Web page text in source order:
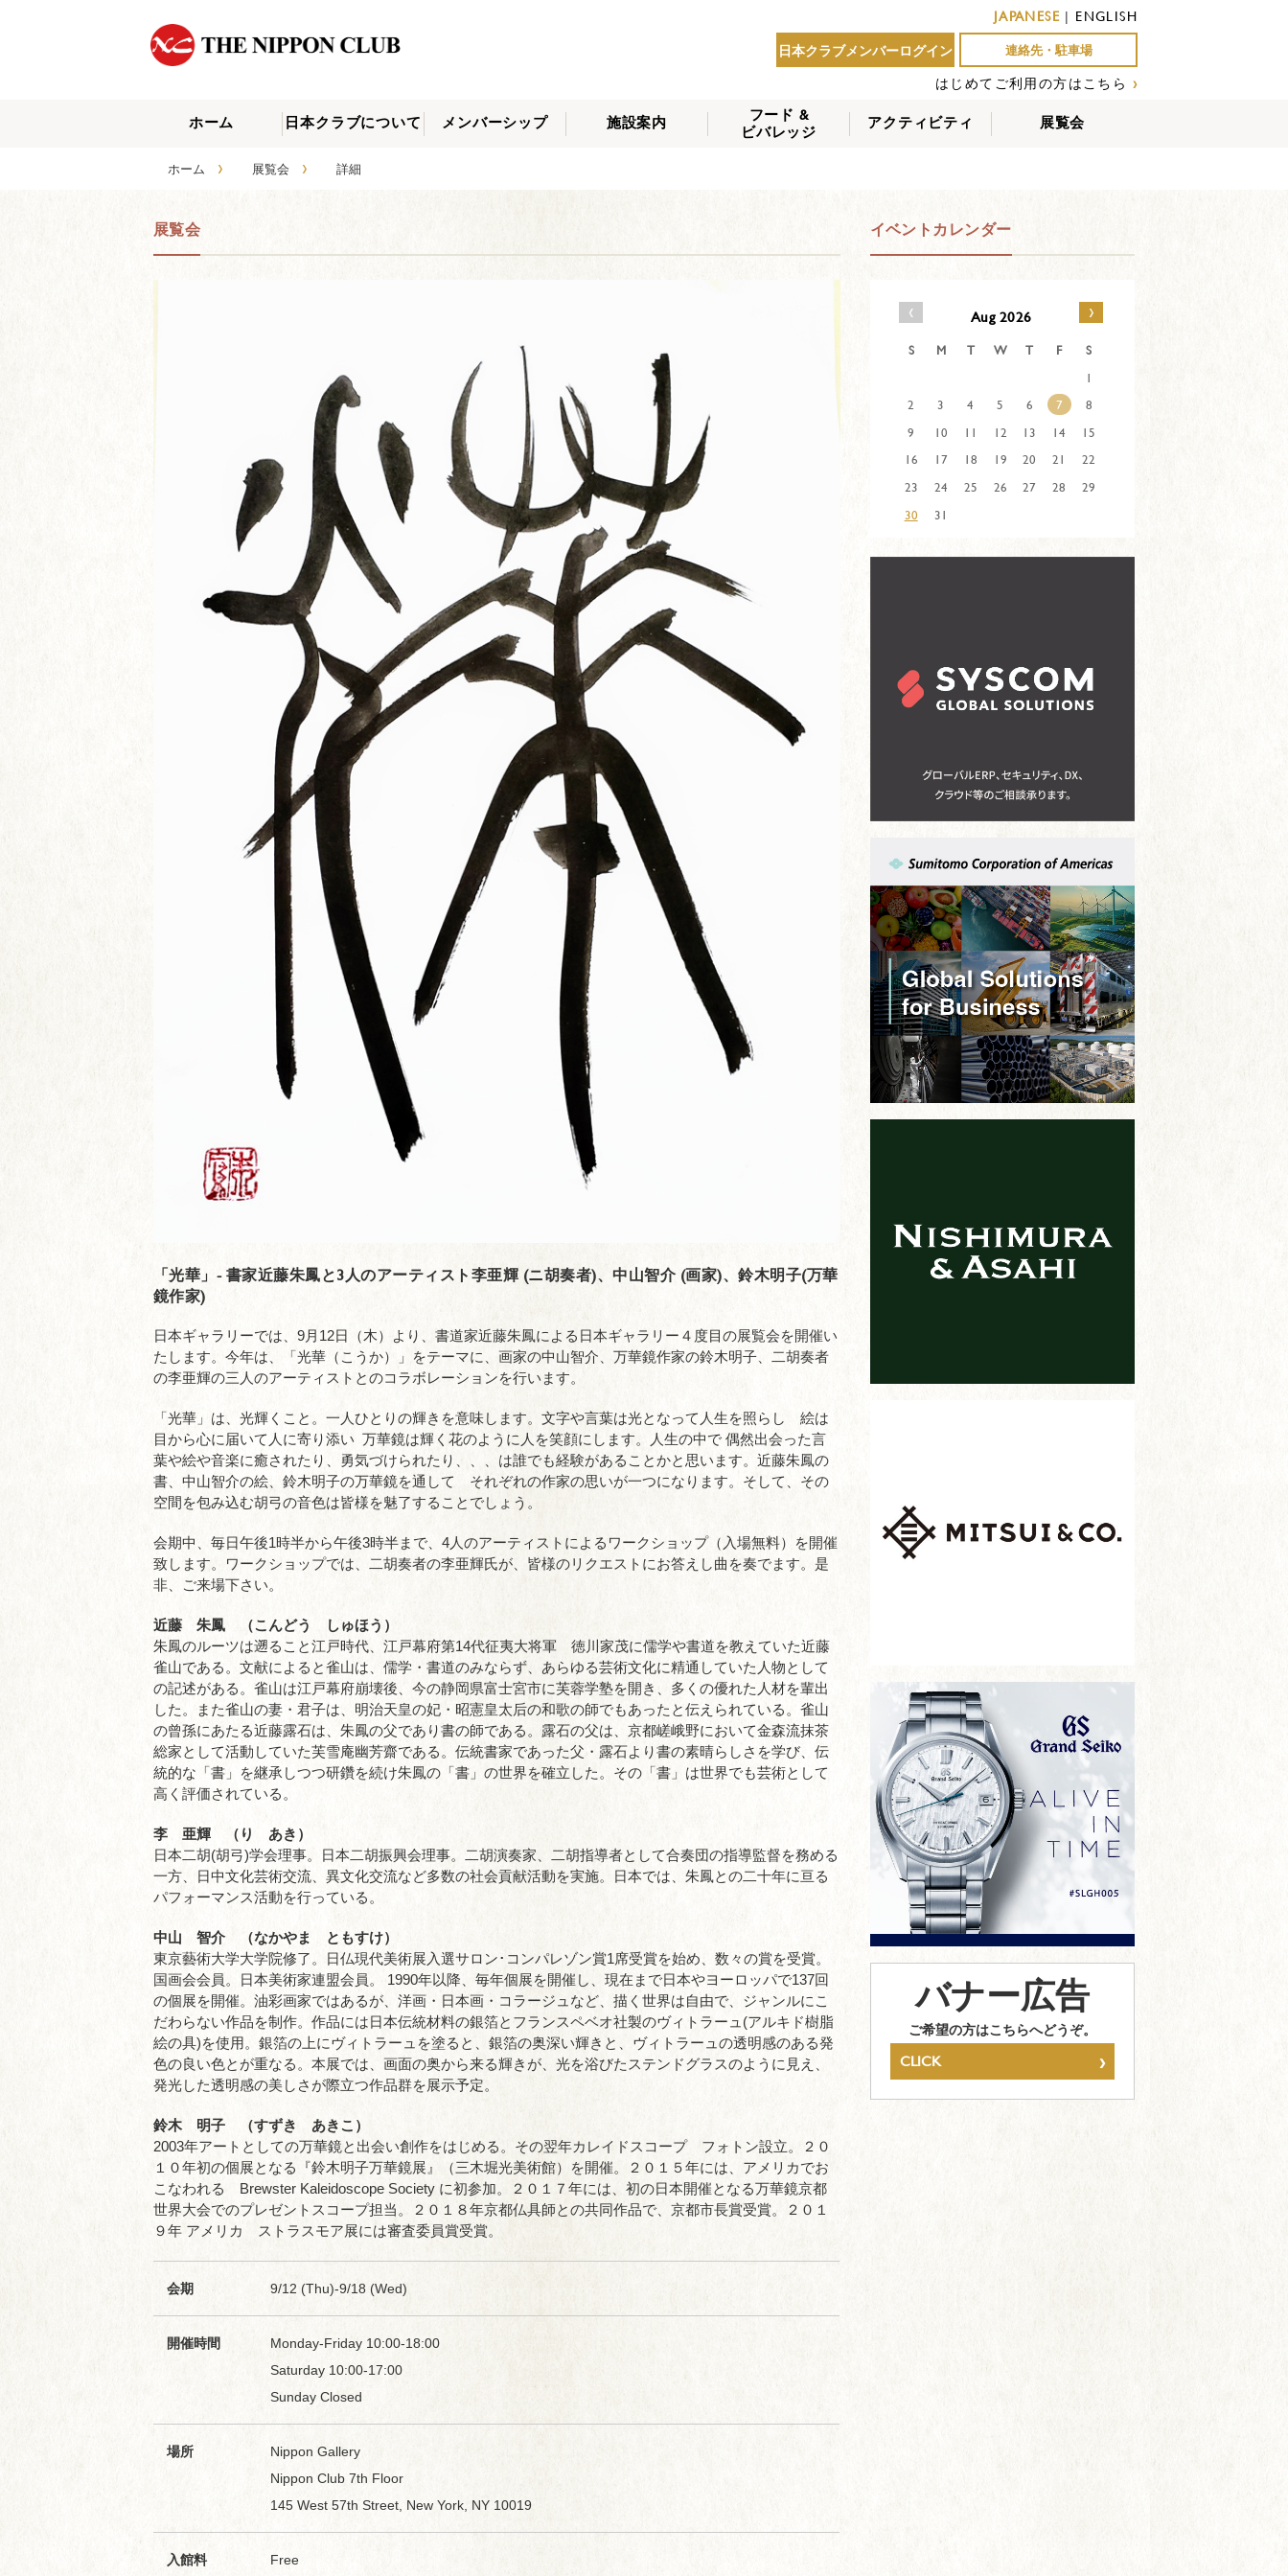
JAPANESE| ENGLISH
日本クラブメンバーログイン
連絡先・駐車場
はじめてご利用の方はこちら ›
ホーム
日本クラブについて メンバーシップ 施設案内
フード &
ビバレッジ
アクティビティ 展覧会
ホーム › 展覧会 › 詳細
展覧会
「光華」- 書家近藤朱鳳と3人のアーティスト李亜輝 (ニ胡奏者)、中山智介 (画家)、鈴木明子(万華
鏡作家)
日本ギャラリーでは、9月12日（木）より、書道家近藤朱鳳による日本ギャラリー４度目の展覧会を開催い
たします。今年は、「光華（こうか）」をテーマに、画家の中山智介、万華鏡作家の鈴木明子、二胡奏者
の李亜輝の三人のアーティストとのコラボレーションを行います。
「光華」は、光輝くこと。一人ひとりの輝きを意味します。文字や言葉は光となって人生を照らし 絵は
目から心に届いて人に寄り添い 万華鏡は輝く花のように人を笑顔にします。人生の中で 偶然出会った言
葉や絵や音楽に癒されたり、勇気づけられたり、、、は誰でも経験があることかと思います。近藤朱鳳の
書、中山智介の絵、鈴木明子の万華鏡を通して それぞれの作家の思いが一つになります。そして、その
空間を包み込む胡弓の音色は皆様を魅了することでしょう。
会期中、毎日午後1時半から午後3時半まで、4人のアーティストによるワークショップ（入場無料）を開催
致します。ワークショップでは、二胡奏者の李亜輝氏が、皆様のリクエストにお答えし曲を奏でます。是
非、ご来場下さい。
近藤 朱鳳 （こんどう しゅほう）
朱鳳のルーツは遡ること江戸時代、江戸幕府第14代征夷大将軍 徳川家茂に儒学や書道を教えていた近藤
雀山である。文献によると雀山は、儒学・書道のみならず、あらゆる芸術文化に精通していた人物として
の記述がある。雀山は江戸幕府崩壊後、今の静岡県富士宮市に芙蓉学塾を開き、多くの優れた人材を輩出
した。また雀山の妻・君子は、明治天皇の妃・昭憲皇太后の和歌の師でもあったと伝えられている。雀山
の曾孫にあたる近藤露石は、朱鳳の父であり書の師である。露石の父は、京都嵯峨野において金森流抹茶
総家として活動していた芙雪庵幽芳齋である。伝統書家であった父・露石より書の素晴らしさを学び、伝
統的な「書」を継承しつつ研鑽を続け朱鳳の「書」の世界を確立した。その「書」は世界でも芸術として
高く評価されている。
李 亜輝 （り あき）
日本二胡(胡弓)学会理事。日本二胡振興会理事。二胡演奏家、二胡指導者として合奏団の指導監督を務める
一方、日中文化芸術交流、異文化交流など多数の社会貢献活動を実施。日本では、朱鳳との二十年に亘る
パフォーマンス活動を行っている。
中山 智介 （なかやま ともすけ）
東京藝術大学大学院修了。日仏現代美術展入選サロン･コンパレゾン賞1席受賞を始め、数々の賞を受賞。
国画会会員。日本美術家連盟会員。 1990年以降、毎年個展を開催し、現在まで日本やヨーロッパで137回
の個展を開催。油彩画家ではあるが、洋画・日本画・コラージュなど、描く世界は自由で、ジャンルにこ
だわらない作品を制作。作品には日本伝統材料の銀箔とフランスペベオ社製のヴィトラーュ(アルキド樹脂
絵の具)を使用。銀箔の上にヴィトラーュを塗ると、銀箔の奥深い輝きと、ヴィトラーュの透明感のある発
色の良い色とが重なる。本展では、画面の奥から来る輝きが、光を浴びたステンドグラスのように見え、
発光した透明感の美しさが際立つ作品群を展示予定。
鈴木 明子 （すずき あきこ）
2003年アートとしての万華鏡と出会い創作をはじめる。その翌年カレイドスコープ フォトン設立。２０
１０年初の個展となる『鈴木明子万華鏡展』（三木堀光美術館）を開催。２０１５年には、アメリカでお
こなわれる Brewster Kaleidoscope Society に初参加。２０１７年には、初の日本開催となる万華鏡京都
世界大会でのプレゼントスコープ担当。２０１８年京都仏具師との共同作品で、京都市長賞受賞。２０１
９年 アメリカ ストラスモア展には審査委員賞受賞。
会期 9/12 (Thu)-9/18 (Wed)
開催時間
Monday-Friday 10:00-18:00
Saturday 10:00-17:00
Sunday Closed
場所
Nippon Gallery
Nippon Club 7th Floor
145 West 57th Street, New York, NY 10019
入館料 Free
イベントカレンダー
‹ Aug 2026 ›
S M T W T F
S
1
2
3 4 5 6 7
8
9
10 11 12 13 14
15
16
17 18 19 20 21
22
23
24 25 26 27 28
29
30
31
バナー広告
ご希望の方はこちらへどうぞ。
CLICK ›